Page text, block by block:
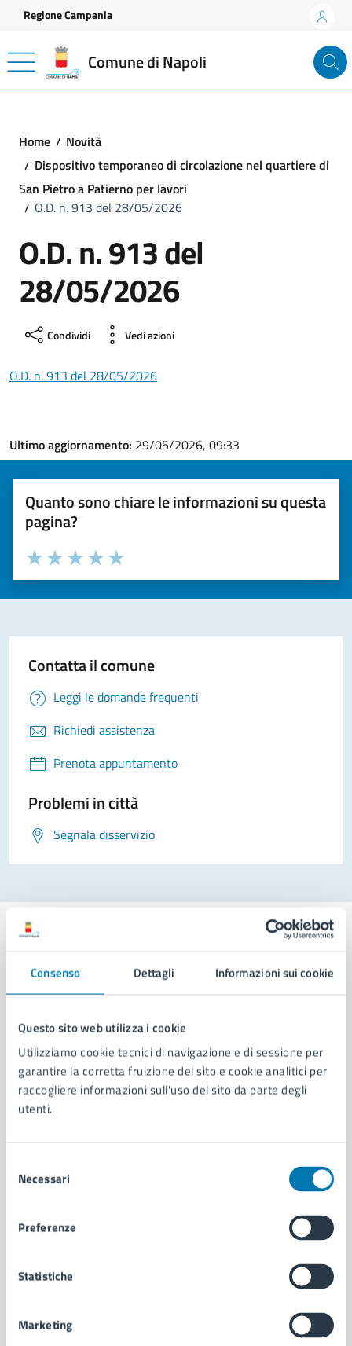
Consenso Dettagli Informazioni sui cookie
Questo sito web utilizza i cookie
Utilizziamo cookie tecnici di navigazione e di sessione per
garantire la corretta fruizione del sito e cookie analitici per
raccogliere informazioni sull'uso del sito da parte degli
utenti.
delNecessari
Preferenze
Statistiche
Marketing
Vai ai contenuti
Vai al footer
Regione Campania
Comune di Napoli
Home
Novità
Dispositivo temporaneo di circolazione nel quartiere di
San Pietro a Patierno per lavori
O.D. n. 913 del 28/05/2026
O.D. n. 913 del
28/05/2026
Condividi Vedi azioni
O.D. n. 913 del 28/05/2026
Ultimo aggiornamento: 29/05/2026, 09:33
Quanto sono chiare le informazioni su questa
pagina?
Valuta la chiarezza delle informazioni (da 1 a 5 stelle)
Seleziona il numero di stelle per valutare la chiarezza delle
Valuta 5 stelle su 5
Valuta 4 stelle su 5
Valuta 3 stelle su 5
Valuta 2 stelle su 5
Valuta 1 stelle su 5
Contatta il comune
Leggi le domande frequenti
Richiedi assistenza
Prenota appuntamento
Problemi in città
Segnala disservizio
Comune di Napoli
AMMINISTRAZIONE
Aree amministrative
Organi di governo
Municipalità
Uffici
Personale amministrativo
Autorizzazioni